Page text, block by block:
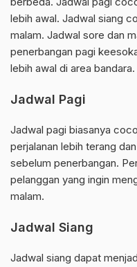
lebih awal. Jadwal siang
malam. Jadwal sore dan
penerbangan pagi
lebih awal di area bandara.
Jadwal Pagi
Jadwal pagi biasanya
perjalanan lebih terang
sebelum penerbangan.
pelanggan yang ingin
malam.
Jadwal Siang
Jadwal siang dapat